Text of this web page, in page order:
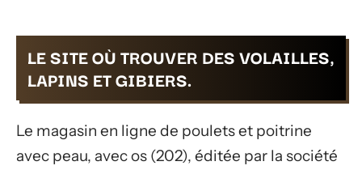
LE SITE OÙ TROUVER DES VOLAILLES,
LAPINS ET GIBIERS.
Le magasin en ligne de poulets et poitrine
avec peau, avec os (202), éditée par la société